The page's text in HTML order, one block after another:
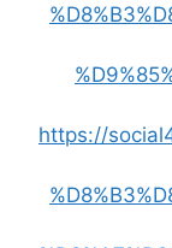
https://